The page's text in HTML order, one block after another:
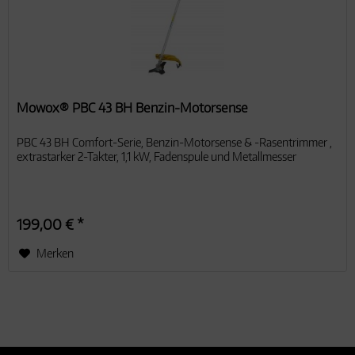
Mowox® PBC 43 BH Benzin-Motorsense
PBC 43 BH Comfort-Serie, Benzin-Motorsense & -Rasentrimmer ,
extrastarker 2-Takter, 1,1 kW, Fadenspule und Metallmesser
199,00 € *
Merken